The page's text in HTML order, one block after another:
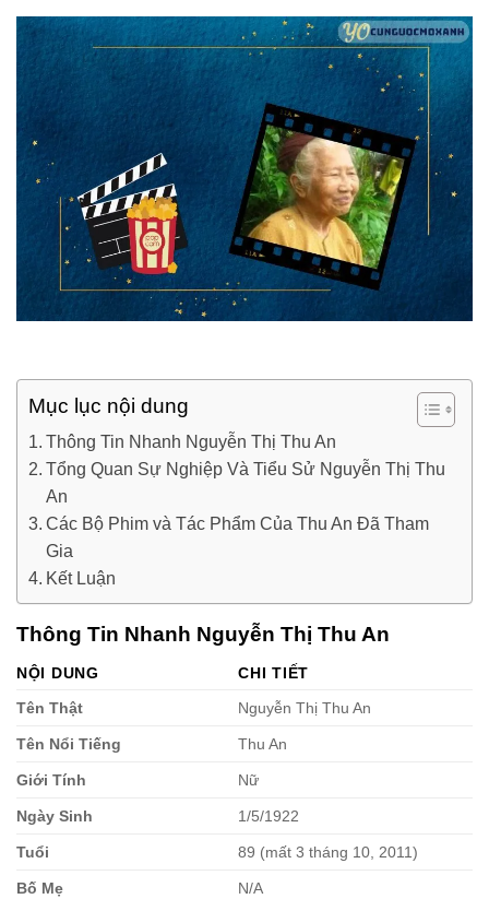
Mục lục nội dung
Thông Tin Nhanh Nguyễn Thị Thu An
Tổng Quan Sự Nghiệp Và Tiểu Sử Nguyễn Thị Thu
An
Các Bộ Phim và Tác Phẩm Của Thu An Đã Tham
Gia
Kết Luận
Thông Tin Nhanh Nguyễn Thị Thu An
NỘI DUNG
CHI TIẾT
Tên Thật
Nguyễn Thị Thu An
Tên Nổi Tiếng Thu An
Giới Tính Nữ
Ngày Sinh 1/5/1922
Tuổi 89 (mất 3 tháng 10, 2011)
Bố Mẹ N/A